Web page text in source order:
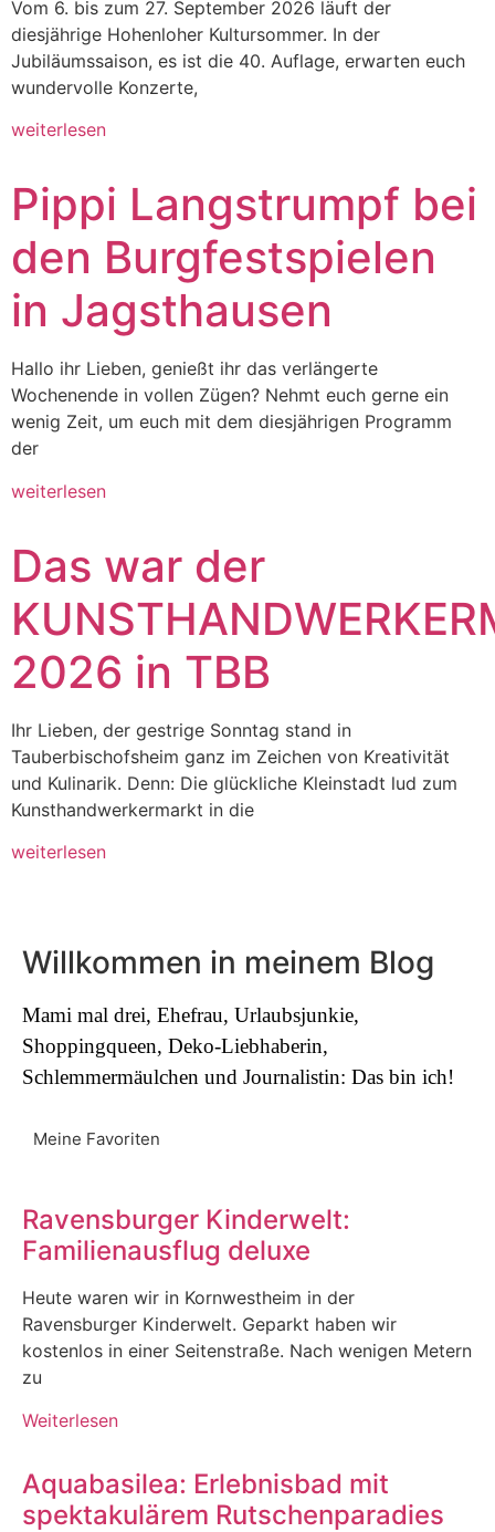
Vom 6. bis zum 27. September 2026 läuft der
diesjährige Hohenloher Kultursommer. In der
Jubiläumssaison, es ist die 40. Auflage, erwarten euch
wundervolle Konzerte,
weiterlesen
Pippi Langstrumpf bei
den Burgfestspielen
in Jagsthausen
Hallo ihr Lieben, genießt ihr das verlängerte
Wochenende in vollen Zügen? Nehmt euch gerne ein
wenig Zeit, um euch mit dem diesjährigen Programm
der
weiterlesen
Das war der
2026 in TBB
Ihr Lieben, der gestrige Sonntag stand in
Tauberbischofsheim ganz im Zeichen von Kreativität
und Kulinarik. Denn: Die glückliche Kleinstadt lud zum
Kunsthandwerkermarkt in die
weiterlesen
Willkommen in meinem Blog
Mami mal drei, Ehefrau, Urlaubsjunkie,
Shoppingqueen, Deko-Liebhaberin,
Schlemmermäulchen und Journalistin: Das bin ich!
Meine Favoriten
Ravensburger Kinderwelt:
Familienausflug deluxe
Heute waren wir in Kornwestheim in der
Ravensburger Kinderwelt. Geparkt haben wir
kostenlos in einer Seitenstraße. Nach wenigen Metern
zu
Weiterlesen
Aquabasilea: Erlebnisbad mit
spektakulärem Rutschenparadies